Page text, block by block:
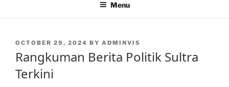
Menu
POSTED
OCTOBER 29, 2024 BY ADMINVIS
Rangkuman Berita Politik Sultra
Terkini